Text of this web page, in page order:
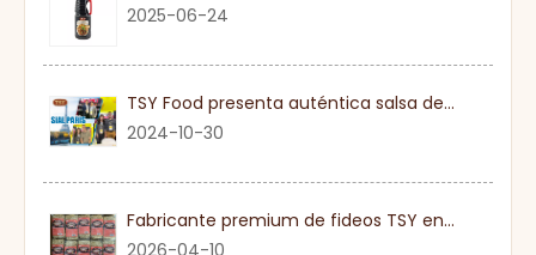
2025-06-24
TSY Food presenta auténtica salsa de soja en SIAL PARIS 2024
2024-10-30
Fabricante premium de fideos TSY en Guangdong